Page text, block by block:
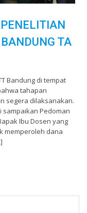
TA
Bandung di tempat
tahapan
segera dilaksanakan.
Pedoman
Ibu Dosen yang
memperoleh dana